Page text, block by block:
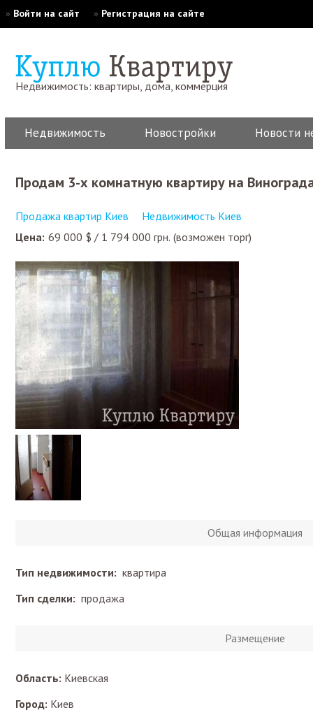
» Войти на сайт » Регистрация на сайте
Недвижимость: квартиры, дома, коммерция
Недвижимость Новостройки Новости
Продам 3-х комнатную квартиру на
Продажа квартир Киев
Недвижимость Киев
Цена: 69 000 $ / 1 794 000 грн. (возможен торг)
Общая информация
Тип недвижимости: квартира
Тип сделки: продажа
Размещение
Область: Киевская
Город: Киев